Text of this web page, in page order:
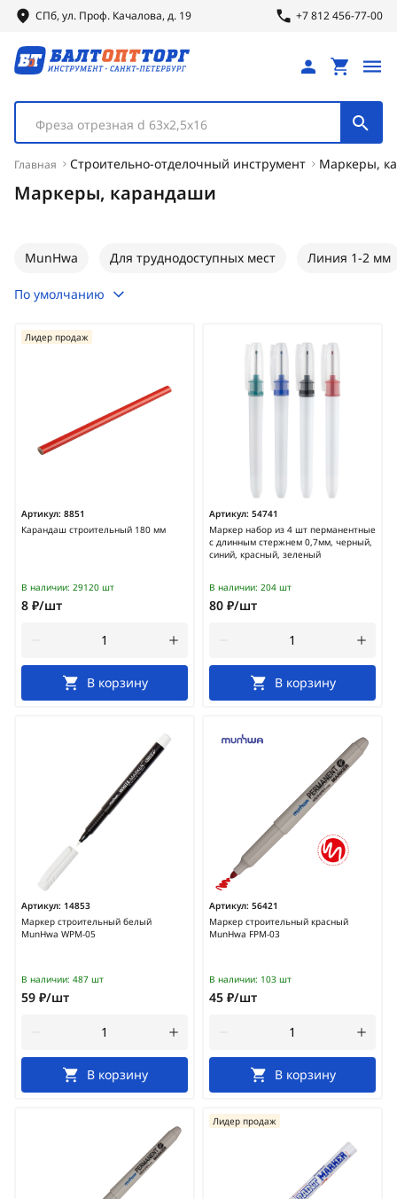
СПб, ул. Проф. Качалова, д. 19 +7 812 456-77-00
Фреза отрезная d 63х2,5х16
Главная Строительно-отделочный инструмент Маркеры,
Маркеры, карандаши
MunHwa Для труднодоступных мест Линия 1-2 мм
По умолчанию
Артикул: 8851
Карандаш строительный 180 мм
Лидер продаж
В наличии: 29120 шт
8 ₽/шт
В корзину
Артикул: 54741
Маркер набор из 4 шт перманентные
с длинным стержнем 0,7мм, черный,
синий, красный, зеленый
В наличии: 204 шт
80 ₽/шт
В корзину
Артикул: 14853
Маркер строительный белый
MunHwa WPM-05
В наличии: 487 шт
59 ₽/шт
В корзину
Артикул: 56421
Маркер строительный красный
MunHwa FPM-03
В наличии: 103 шт
45 ₽/шт
В корзину
Лидер продаж